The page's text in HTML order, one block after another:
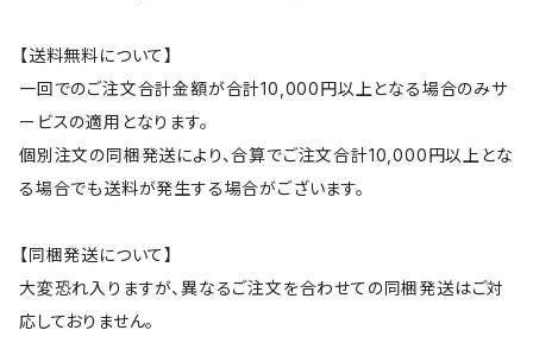
【送料無料について】
一回でのご注文合計金額が合計10,000円以上となる場合のみサ
ービスの適用となります。
個別注文の同梱発送により、合算でご注文合計10,000円以上とな
る場合でも送料が発生する場合がございます。
【同梱発送について】
大変恐れ入りますが、異なるご注文を合わせての同梱発送はご対
応しておりません。